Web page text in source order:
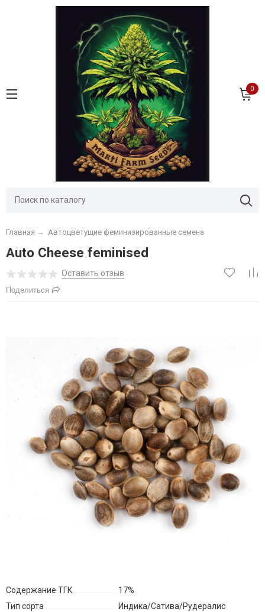
0
Главная → Автоцветущие феминизированные семена
Auto Cheese feminised
Оставить отзыв
Поделиться
Содержание ТГК
17%
Тип сорта
Индика/Сатива/Рудералис